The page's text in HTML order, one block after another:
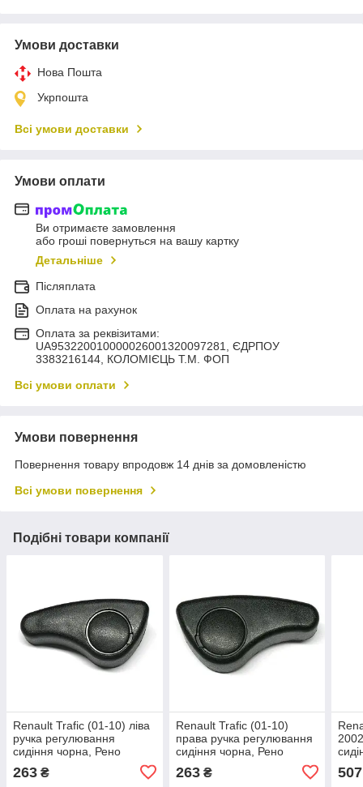
Умови доставки
Нова Пошта
Укрпошта
Всі умови доставки
Умови оплати
Ви отримаєте замовлення
або гроші повернуться на вашу картку
Детальніше
Післяплата
Оплата на рахунок
Оплата за реквізитами:
UA953220010000026001320097281, ЄДРПОУ
3383216144, КОЛОМIЄЦЬ Т.М. ФОП
Всі умови оплати
Умови повернення
Повернення товару впродовж 14 днів за домовленістю
Всі умови повернення
Подібні товари компанії
Renault Trafic (01-10) ліва
ручка регулювання
сидіння чорна, Рено
263 ₴
Renault Trafic (01-10)
права ручка регулювання
сидіння чорна, Рено
263₴ 507